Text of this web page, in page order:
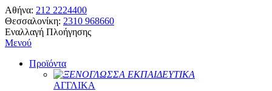
Αθήνα: 212 2224400
Θεσσαλονίκη: 2310 968660
Εναλλαγή Πλοήγησης
Μενού
Προϊόντα
ΞΕΝΟΓΛΩΣΣΑ ΕΚΠΑΙΔΕΥΤΙΚΑ
ΑΓΓΛΙΚΑ